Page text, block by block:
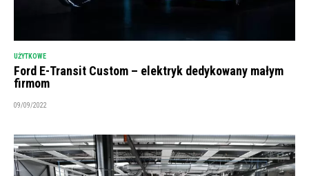
UŻYTKOWE
Ford E-Transit Custom – elektryk dedykowany małym
firmom
09/09/2022